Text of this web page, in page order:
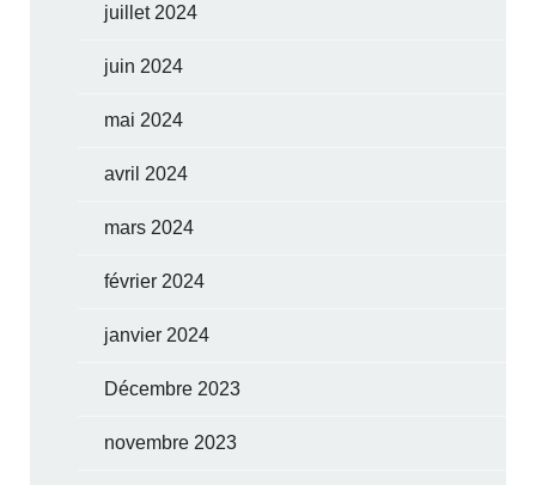
juillet 2024
juin 2024
mai 2024
avril 2024
mars 2024
février 2024
janvier 2024
Décembre 2023
novembre 2023